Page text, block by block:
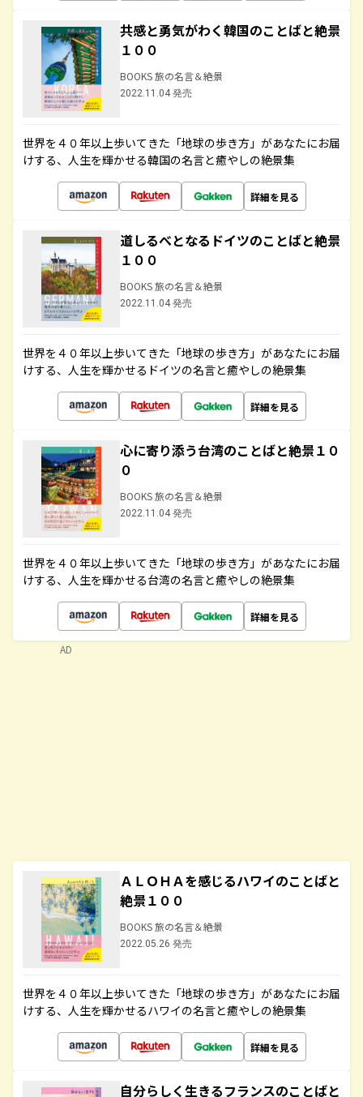
共感と勇気がわく韓国のことばと絶景
１００
BOOKS 旅の名言＆絶景
2022.11.04 発売
世界を４０年以上歩いてきた「地球の歩き方」があなたにお届
けする、人生を輝かせる韓国の名言と癒やしの絶景集
詳細を見る
道しるべとなるドイツのことばと絶景
１００
BOOKS 旅の名言＆絶景
2022.11.04 発売
世界を４０年以上歩いてきた「地球の歩き方」があなたにお届
けする、人生を輝かせるドイツの名言と癒やしの絶景集
詳細を見る
心に寄り添う台湾のことばと絶景１０
０
BOOKS 旅の名言＆絶景
2022.11.04 発売
世界を４０年以上歩いてきた「地球の歩き方」があなたにお届
けする、人生を輝かせる台湾の名言と癒やしの絶景集
詳細を見る
ＡＬＯＨＡを感じるハワイのことばと
絶景１００
BOOKS 旅の名言＆絶景
2022.05.26 発売
世界を４０年以上歩いてきた「地球の歩き方」があなたにお届
けする、人生を輝かせるハワイの名言と癒やしの絶景集
詳細を見る
自分らしく生きるフランスのことばと
AD